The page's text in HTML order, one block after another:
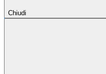
Chiudi